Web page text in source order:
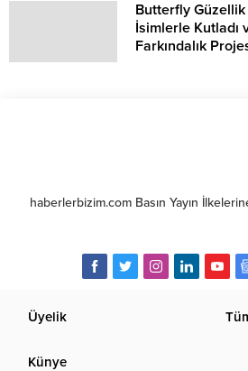
Butterfly Güzellik
İsimlerle Kutladı
Farkındalık
haberlerbizim.com Basın Yayın
Üyelik
Künye